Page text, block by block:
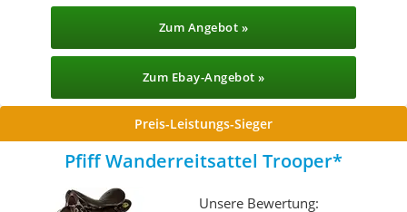
Zum Angebot »
Zum Ebay-Angebot »
Preis-Leistungs-Sieger
Pfiff Wanderreitsattel Trooper
Unsere Bewertung: